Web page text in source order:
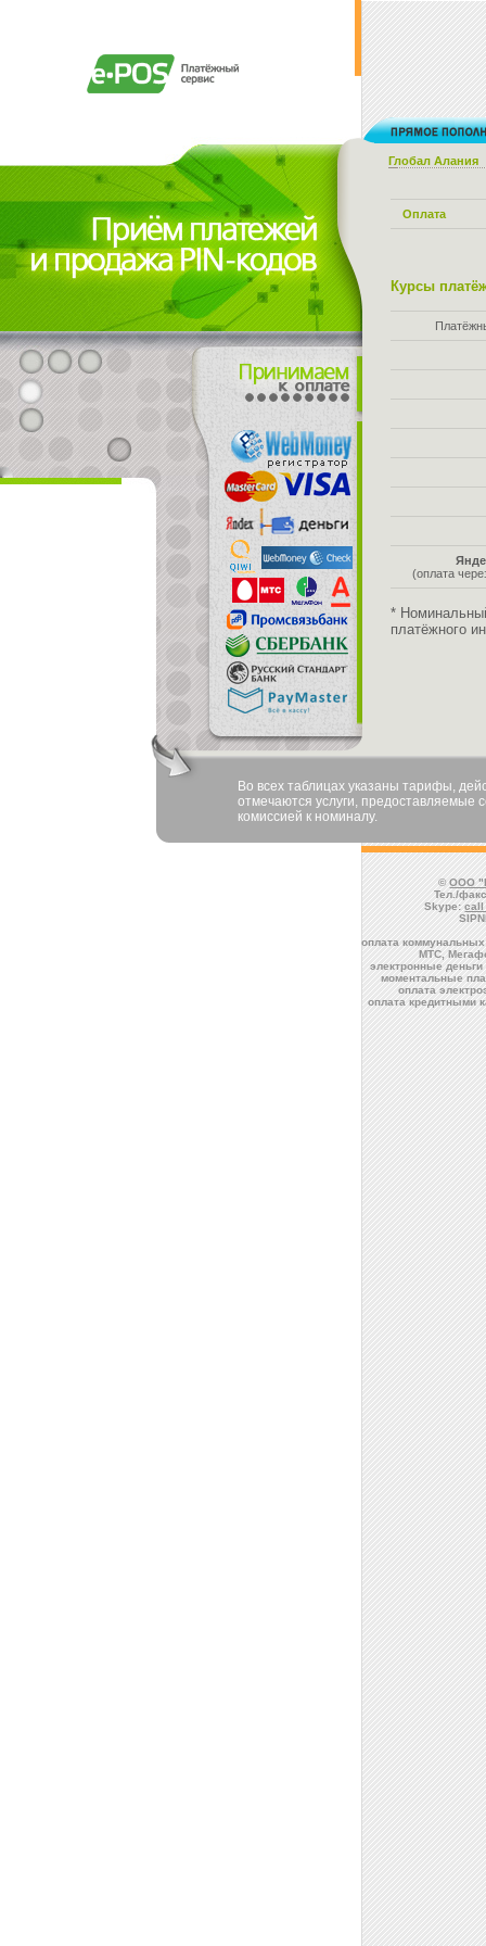
Глобал Алания
Оплата
Курсы
(оплата
*
платёжного
Во всех таблицах указаны тарифы,
отмечаются услуги, предоставляемые
комиссией к номиналу.
©ООО
Тел./
Skype:
оплата
МТС,
электронные
моментальные
оплата
оплата кредитными